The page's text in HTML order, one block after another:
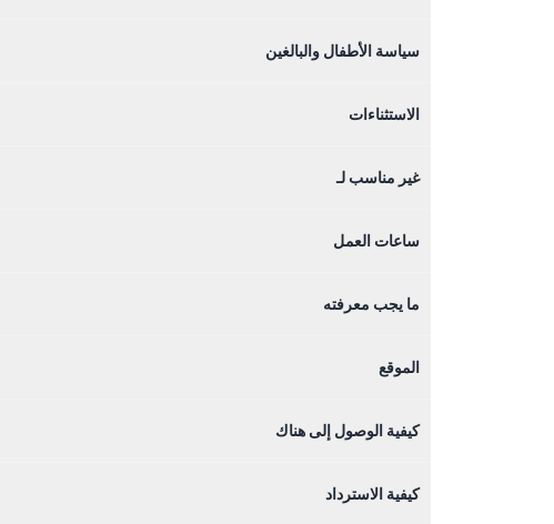
سياسة الأطفال والبالغين
الاستثناءات
غير مناسب لـ
ساعات العمل
ما يجب معرفته
الموقع
كيفية الوصول إلى هناك
كيفية الاسترداد